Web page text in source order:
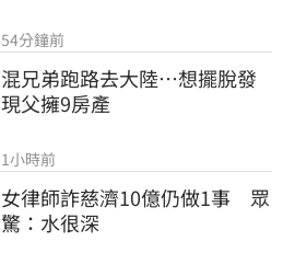
54分鐘前
混兄弟跑路去大陸…想擺脫發
現父擁9房產
1小時前
女律師詐慈濟10億仍做1事　眾
驚：水很深